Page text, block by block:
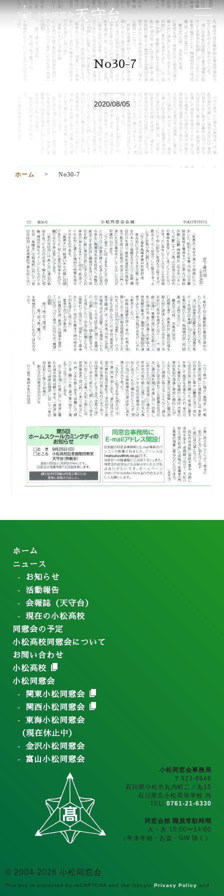
No30-7
2020/08/05
ホーム No30-7
ホーム
ニュース
お知らせ
活動報告
会報誌（天守台）
現在の小松高校
同窓会の予定
小松高校同窓会について
お問い合わせ
小松高校
小松同窓会
関東小松同窓会
関西小松同窓会
東海小松同窓会
（現在休止中）
金沢小松同窓会
富山小松同窓会
小松同窓会事務局
〒923-8646
石川県小松市丸内町二ノ丸15
石川県立小松高等学校 内
TEL: 0761-21-6330
同窓会館 職員常駐時間
火・木 10:00〜14:00
（年末年始・お盆・GW 除く）
© 2004-2026 小松同窓会
This site is protected by reCAPTCHA and the Google Privacy Policy and